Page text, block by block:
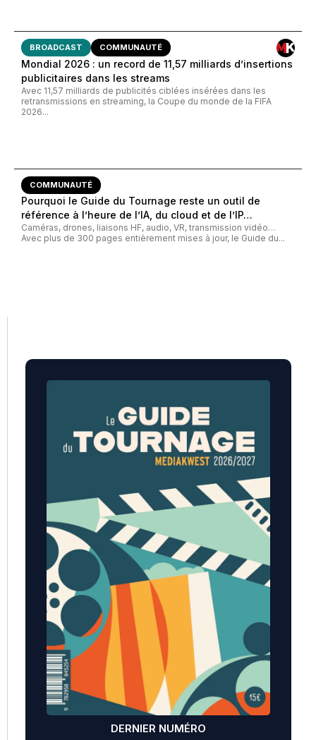
BROADCAST COMMUNAUTÉ
Mondial 2026 : un record de 11,57 milliards d’insertions
publicitaires dans les streams
Avec 11,57 milliards de publicités ciblées insérées dans les
retransmissions en streaming, la Coupe du monde de la FIFA
2026...
COMMUNAUTÉ
Pourquoi le Guide du Tournage reste un outil de
référence à l’heure de l’IA, du cloud et de l’IP…
Caméras, drones, liaisons HF, audio, VR, transmission vidéo…
Avec plus de 300 pages entièrement mises à jour, le Guide du...
DERNIER NUMÉRO